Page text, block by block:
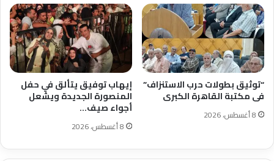
“توثيق بطولات حرب الاستنزاف”
فى مكتبة القاهرة الكبرى
8 أغسطس، 2026
إيهاب توفيق يتألق في حفل
المنصورة الجديدة ويشعل
أجواء صيف…
8 أغسطس، 2026